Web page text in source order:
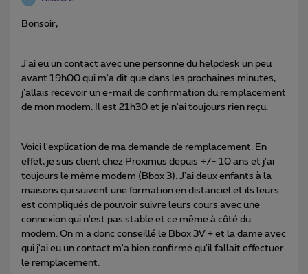
Bonsoir,
J'ai eu un contact avec une personne du helpdesk un peu
avant 19h00 qui m'a dit que dans les prochaines minutes,
j'allais recevoir un e-mail de confirmation du remplacement
de mon modem. Il est 21h30 et je n'ai toujours rien reçu.
Voici l'explication de ma demande de remplacement. En
effet, je suis client chez Proximus depuis +/- 10 ans et j'ai
toujours le même modem (Bbox 3). J'ai deux enfants à la
maisons qui suivent une formation en distanciel et ils leurs
est compliqués de pouvoir suivre leurs cours avec une
connexion qui n'est pas stable et ce même à côté du
modem. On m'a donc conseillé le Bbox 3V + et la dame avec
qui j'ai eu un contact m'a bien confirmé qu'il fallait effectuer
le remplacement.